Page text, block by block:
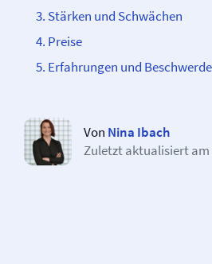
Stärken und Schwächen
Preise
Erfahrungen und
Von Nina Ibach
Zuletzt aktualisiert am